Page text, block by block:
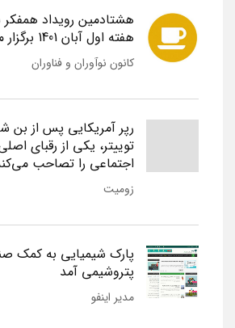
هشتادمین رویداد همفکر
هفته اول آبان 1401 برگزار می شود
کانون نوآوران و فناوران
رپر آمریکایی پس از بن
توییتر، یکی از رقبای
اجتماعی را تصاحب
زومیت
پارک شیمیایی به کمک
پتروشیمی آمد
مدیر اینفو